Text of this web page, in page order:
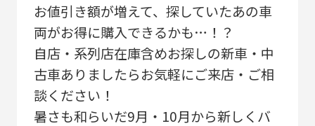
お値引き額が増えて、探していたあの車
両がお得に購入できるかも…！？
自店・系列店在庫含めお探しの新車・中
古車ありましたらお気軽にご来店・ご相
談ください！
暑さも和らいだ9月・10月から新しくバ